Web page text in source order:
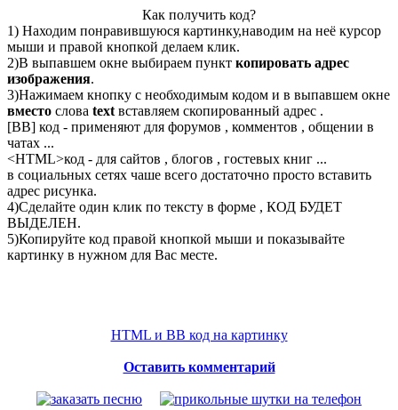
Как получить код?
1) Находим понравившуюся картинку,наводим на неё курсор
мыши и правой кнопкой делаем клик.
2)В выпавшем окне выбираем пункт копировать адрес
изображения.
3)Нажимаем кнопку с необходимым кодом и в выпавшем окне
вместо слова text вставляем скопированный адрес .
[BB] код - применяют для форумов , комментов , общении в
чатах ...
<HTML>код - для сайтов , блогов , гостевых книг ...
в социальных сетях чаше всего достаточно просто вставить
адрес рисунка.
4)Сделайте один клик по тексту в форме , КОД БУДЕТ
ВЫДЕЛЕН.
5)Копируйте код правой кнопкой мыши и показывайте
картинку в нужном для Вас месте.
HTML и BB код на картинку
Оставить комментарий